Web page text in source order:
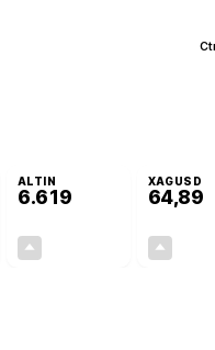
ALTIN
6.619
XAGUSD
64,89